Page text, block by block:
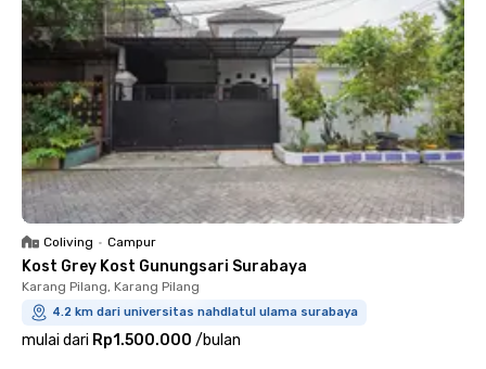
Coliving • Campur
Kost Grey Kost Gunungsari Surabaya
Karang Pilang, Karang Pilang
4.2 km dari universitas nahdlatul ulama surabaya
mulai dari Rp1.500.000 /bulan